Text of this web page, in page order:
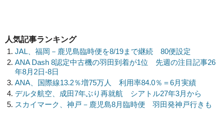
人気記事ランキング
JAL、福岡－鹿児島臨時便を8/19まで継続 80便設定
ANA Dash 8認定中古機の羽田到着が1位 先週の注目記事26
年8月2日-8日
ANA、国際線13.2％増75万人 利用率84.0％＝6月実績
デルタ航空、成田7年ぶり再就航 シアトル27年3月から
スカイマーク、神戸－鹿児島8月臨時便 羽田発神戸行きも